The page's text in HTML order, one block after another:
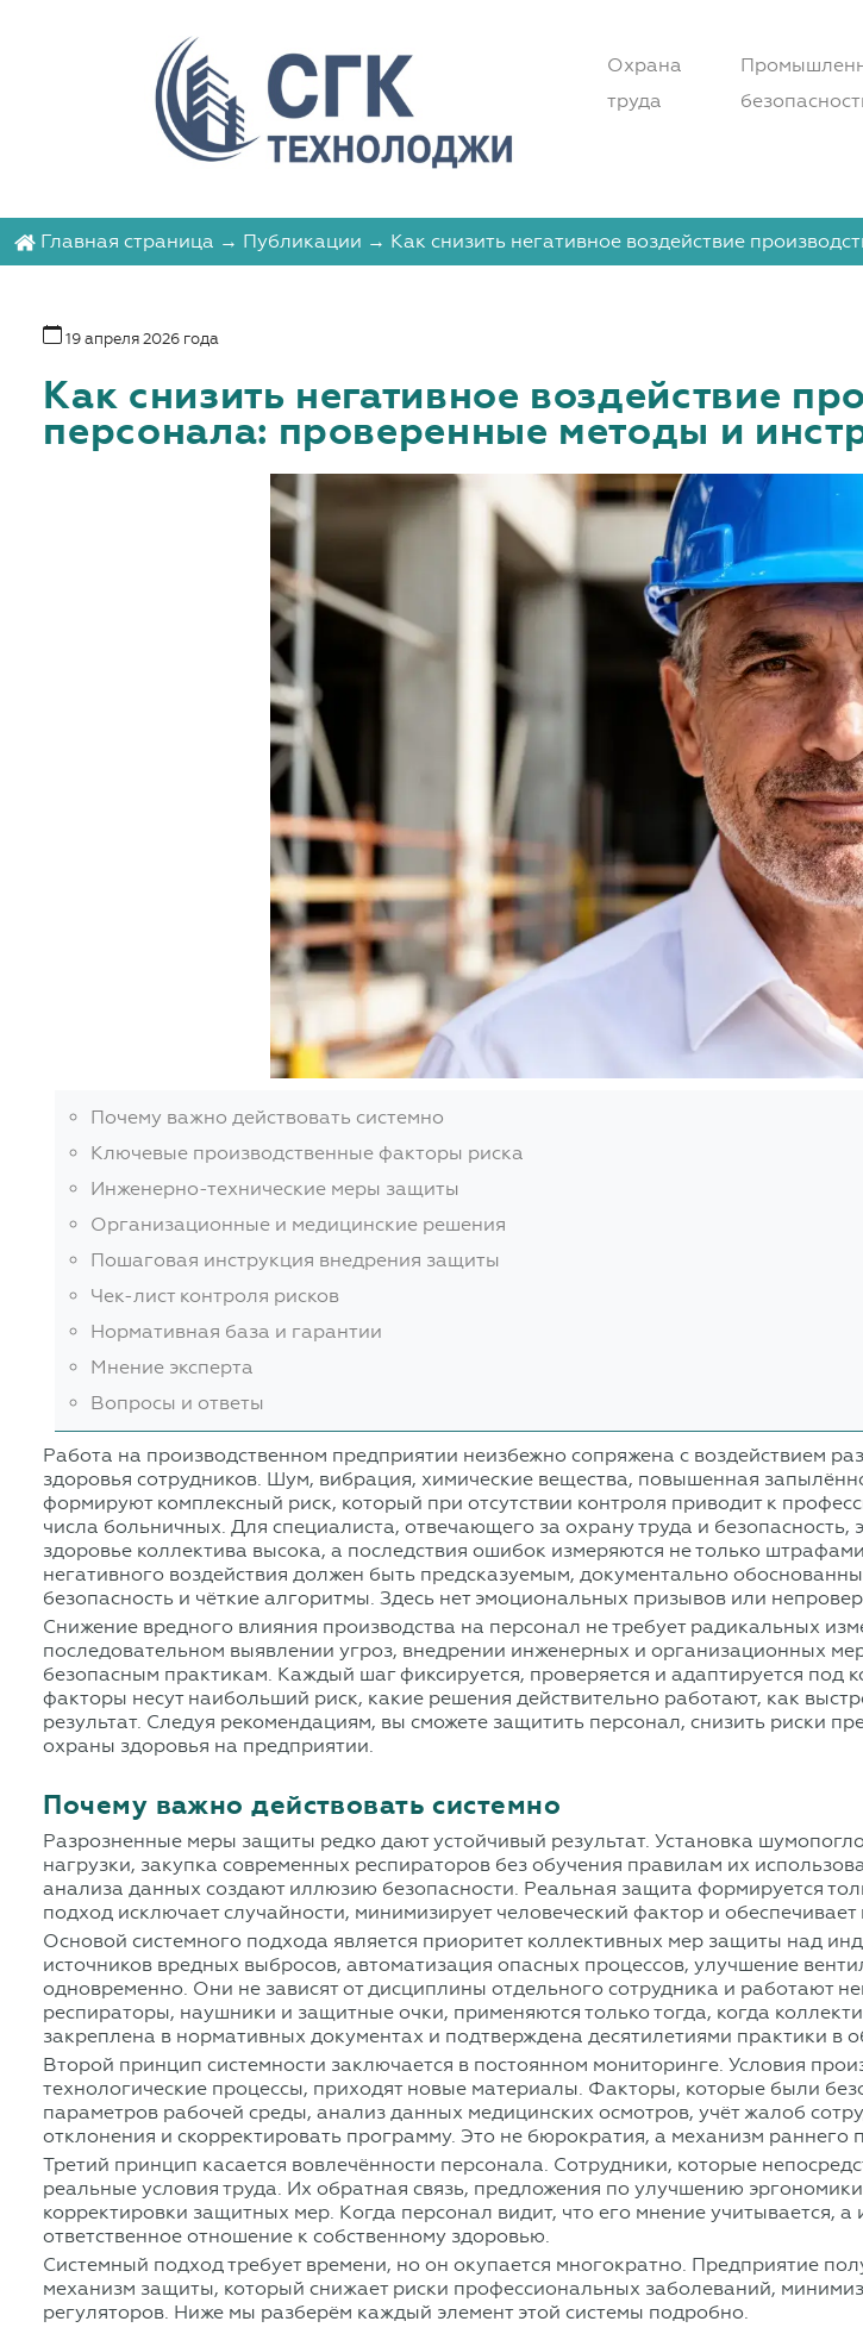
Охрана
труда
Главная страница → Публикации → Как снизить негативное воздействие
19 апреля 2026 года
Как снизить негативное воздействие
персонала: проверенные методы и
Почему важно действовать системно
Ключевые производственные факторы риска
Инженерно-технические меры защиты
Организационные и медицинские решения
Пошаговая инструкция внедрения защиты
Чек-лист контроля рисков
Нормативная база и гарантии
Мнение эксперта
Вопросы и ответы
Работа на производственном предприятии неизбежно сопряжена с воздействием
здоровья сотрудников. Шум, вибрация, химические вещества, повышенная
формируют комплексный риск, который при отсутствии контроля приводит к
числа больничных. Для специалиста, отвечающего за охрану труда и безопасность,
здоровье коллектива высока, а последствия ошибок измеряются не только
негативного воздействия должен быть предсказуемым, документально
безопасность и чёткие алгоритмы. Здесь нет эмоциональных призывов или
Снижение вредного влияния производства на персонал не требует радикальных
последовательном выявлении угроз, внедрении инженерных и организационных
безопасным практикам. Каждый шаг фиксируется, проверяется и адаптируется
факторы несут наибольший риск, какие решения действительно работают, как
результат. Следуя рекомендациям, вы сможете защитить персонал, снизить риски
охраны здоровья на предприятии.
Почему важно действовать системно
Разрозненные меры защиты редко дают устойчивый результат. Установка
нагрузки, закупка современных респираторов без обучения правилам их
анализа данных создают иллюзию безопасности. Реальная защита формируется
подход исключает случайности, минимизирует человеческий фактор и обеспечивает
Основой системного подхода является приоритет коллективных мер защиты над
источников вредных выбросов, автоматизация опасных процессов, улучшение
одновременно. Они не зависят от дисциплины отдельного сотрудника и работают
респираторы, наушники и защитные очки, применяются только тогда, когда
закреплена в нормативных документах и подтверждена десятилетиями практики в
Второй принцип системности заключается в постоянном мониторинге. Условия
технологические процессы, приходят новые материалы. Факторы, которые были
параметров рабочей среды, анализ данных медицинских осмотров, учёт жалоб
отклонения и скорректировать программу. Это не бюрократия, а механизм раннего
Третий принцип касается вовлечённости персонала. Сотрудники, которые
реальные условия труда. Их обратная связь, предложения по улучшению
корректировки защитных мер. Когда персонал видит, что его мнение учитывается,
ответственное отношение к собственному здоровью.
Системный подход требует времени, но он окупается многократно. Предприятие
механизм защиты, который снижает риски профессиональных заболеваний,
регуляторов. Ниже мы разберём каждый элемент этой системы подробно.